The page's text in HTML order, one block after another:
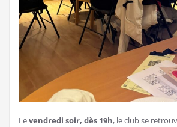
Levendredi soir, dès 19h, le club se